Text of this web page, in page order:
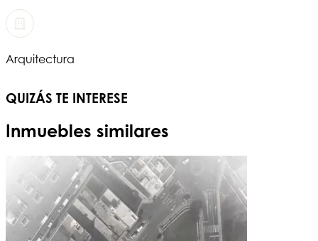
Arquitectura
QUIZÁS TE INTERESE
Inmuebles similares